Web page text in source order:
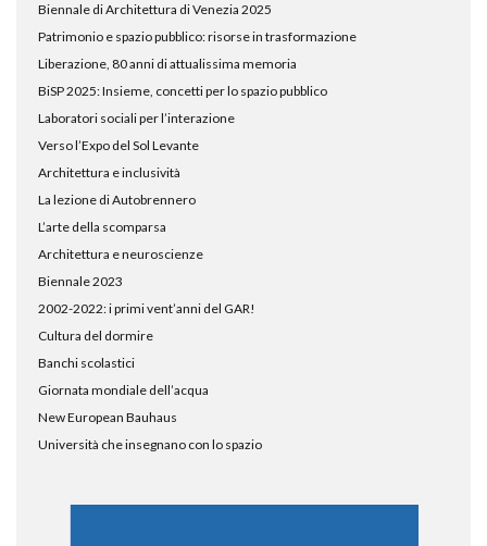
Biennale di Architettura di Venezia 2025
Patrimonio e spazio pubblico: risorse in trasformazione
Liberazione, 80 anni di attualissima memoria
BiSP 2025: Insieme, concetti per lo spazio pubblico
Laboratori sociali per l’interazione
Verso l’Expo del Sol Levante
Architettura e inclusività
La lezione di Autobrennero
L’arte della scomparsa
Architettura e neuroscienze
Biennale 2023
2002-2022: i primi vent’anni del GAR!
Cultura del dormire
Banchi scolastici
Giornata mondiale dell’acqua
New European Bauhaus
Università che insegnano con lo spazio